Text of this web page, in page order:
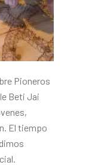
Pioneros
Beti Jai
El tiempo